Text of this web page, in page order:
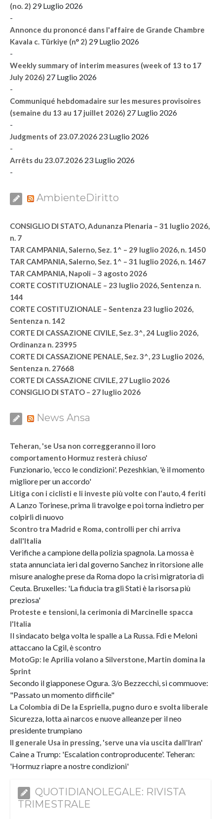
(no. 2) 29 Luglio 2026
-
Annonce du prononcé dans l'affaire de Grande Chambre
Kavala c. Türkiye (n° 2) 29 Luglio 2026
-
Weekly summary of interim measures (week of 13 to 17
July 2026) 27 Luglio 2026
-
Communiqué hebdomadaire sur les mesures provisoires
(semaine du 13 au 17 juillet 2026) 27 Luglio 2026
-
Judgments of 23.07.2026 23 Luglio 2026
-
Arrêts du 23.07.2026 23 Luglio 2026
-
AmbienteDiritto
CONSIGLIO DI STATO, Adunanza Plenaria – 31 luglio 2026,
n. 7
TAR CAMPANIA, Salerno, Sez. 1^ – 29 luglio 2026, n. 1450
TAR CAMPANIA, Salerno, Sez. 1^ – 31 luglio 2026, n. 1467
TAR CAMPANIA, Napoli – 3 agosto 2026
CORTE COSTITUZIONALE – 23 luglio 2026, Sentenza n.
144
CORTE COSTITUZIONALE – Sentenza 23 luglio 2026,
Sentenza n. 142
CORTE DI CASSAZIONE CIVILE, Sez. 3^, 24 Luglio 2026,
Ordinanza n. 23995
CORTE DI CASSAZIONE PENALE, Sez. 3^, 23 Luglio 2026,
Sentenza n. 27668
CORTE DI CASSAZIONE CIVILE, 27 Luglio 2026
CONSIGLIO DI STATO – 27 luglio 2026
News Ansa
Teheran, 'se Usa non correggeranno il loro
comportamento Hormuz resterà chiuso'
Funzionario, 'ecco le condizioni'. Pezeshkian, 'è il momento
migliore per un accordo'
Litiga con i ciclisti e li investe più volte con l'auto, 4 feriti
A Lanzo Torinese, prima li travolge e poi torna indietro per
colpirli di nuovo
Scontro tra Madrid e Roma, controlli per chi arriva
dall'Italia
Verifiche a campione della polizia spagnola. La mossa è
stata annunciata ieri dal governo Sanchez in ritorsione alle
misure analoghe prese da Roma dopo la crisi migratoria di
Ceuta. Bruxelles: 'La fiducia tra gli Stati è la risorsa più
preziosa'
Proteste e tensioni, la cerimonia di Marcinelle spacca
l'Italia
Il sindacato belga volta le spalle a La Russa. Fdi e Meloni
attaccano la Cgil, è scontro
MotoGp: le Aprilia volano a Silverstone, Martin domina la
Sprint
Secondo il giapponese Ogura. 3/o Bezzecchi, si commuove:
"Passato un momento difficile"
La Colombia di De la Espriella, pugno duro e svolta liberale
Sicurezza, lotta ai narcos e nuove alleanze per il neo
presidente trumpiano
Il generale Usa in pressing, 'serve una via uscita dall'Iran'
Caine a Trump: 'Escalation controproducente'. Teheran:
'Hormuz riapre a nostre condizioni'
QUOTIDIANOLEGALE: RIVISTA
TRIMESTRALE